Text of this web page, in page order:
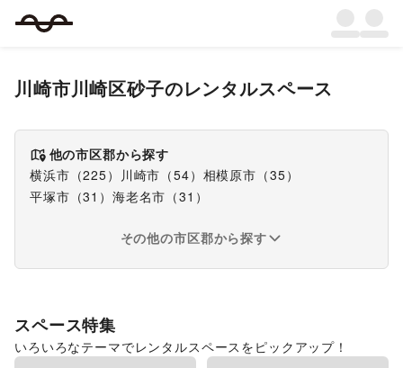
川崎市川崎区砂子のレンタルスペース
他の市区郡から探す
横浜市 （225） 川崎市 （54） 相模原市 （35）
平塚市 （31 ） 海老名市 （31 ）
その他の市区郡から探す
スペース特集
いろいろなテーマでレンタルスペースをピックアップ！